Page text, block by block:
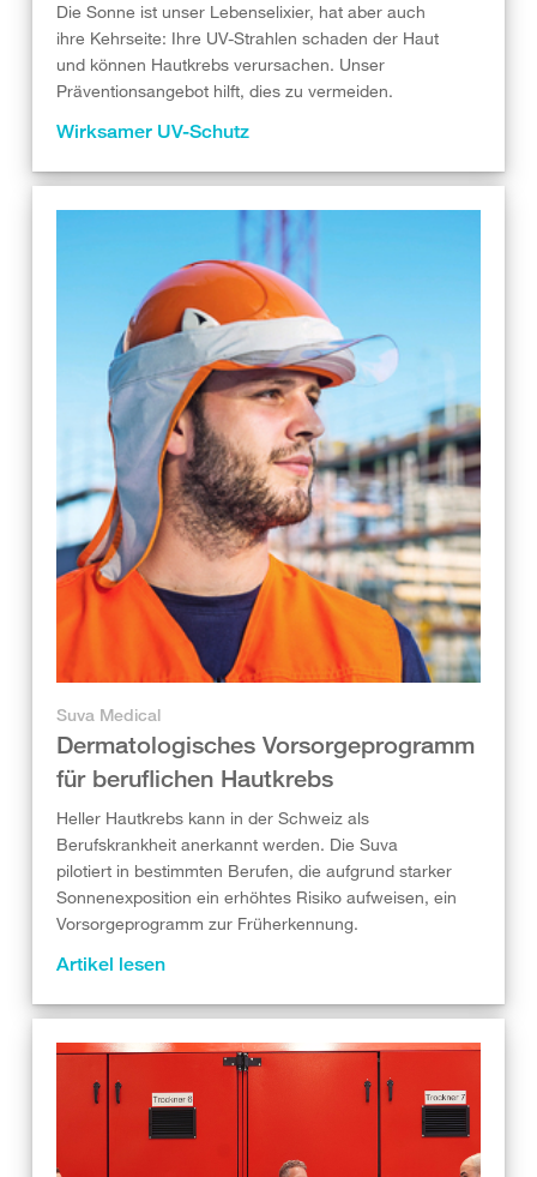
Die Sonne ist unser Lebenselixier, hat aber auch
ihre Kehrseite: Ihre UV-Strahlen schaden der Haut
und können Hautkrebs verursachen. Unser
Präventionsangebot hilft, dies zu vermeiden.
Wirksamer UV-Schutz
Suva Medical
Dermatologisches Vorsorgeprogramm
für beruflichen Hautkrebs
Heller Hautkrebs kann in der Schweiz als
Berufskrankheit anerkannt werden. Die Suva
pilotiert in bestimmten Berufen, die aufgrund starker
Sonnenexposition ein erhöhtes Risiko aufweisen, ein
Vorsorgeprogramm zur Früherkennung.
Artikel lesen